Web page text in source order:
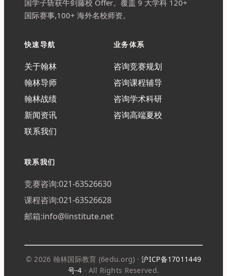
国学子斩获牛剑藤校 Offer。覆盖 9 大学科 120+
国际赛事,100+ 海外名校师资。
快速导航
关于翰林
翰林导师
翰林战绩
新闻资讯
联系我们
业务体系
咨询竞赛规划
咨询课程辅导
咨询学术科研
咨询高端夏校
联系我们
竞赛咨询:021-63526630
课程咨询:021-63526628
邮箱:info@linstitute.net
© 2026 翰林国际教育 (6edu.org) ·沪ICP备17011449
号-4 · All Rights Reserved.